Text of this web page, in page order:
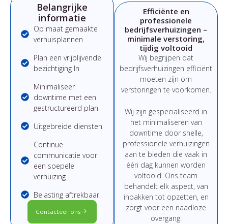
Belangrijke
informatie
Op maat gemaakte
verhuisplannen
Plan een vrijblijvende
bezichtiging In
Minimaliseer
downtime met een
gestructureerd plan
Uitgebreide diensten
Continue
communicatie voor
een soepele
verhuizing
Belasting aftrekbaar
Contacteer ons
Efficiënte en
professionele
bedrijfsverhuizingen –
minimale verstoring,
tijdig voltooid
Wij begrijpen dat
bedrijfsverhuizingen efficiënt
moeten zijn om
verstoringen te voorkomen.
Wij zijn gespecialiseerd in
het minimaliseren van
downtime door snelle,
professionele verhuizingen
aan te bieden die vaak in
één dag kunnen worden
voltooid. Ons team
behandelt elk aspect, van
inpakken tot opzetten, en
zorgt voor een naadloze
overgang.